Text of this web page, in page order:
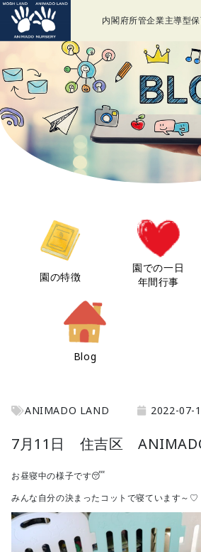
内閣府所管企業主導型
園の特徴
園での一日
年間行事
Blog
ANIMADO LAND 2022-07-
7月11日 住吉区
お昼寝中の様子です😴
みんな自分の決まったコットで寝ています～♡